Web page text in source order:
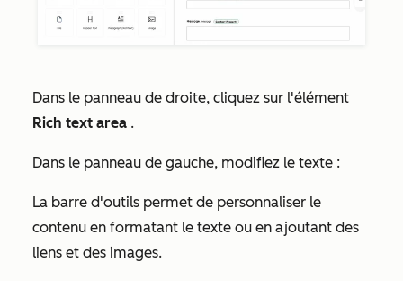
Dans le panneau de droite, cliquez sur l'élément
Rich text area .
Dans le panneau de gauche, modifiez le texte :
La barre d'outils permet de personnaliser le
contenu en formatant le texte ou en ajoutant des
liens et des images.